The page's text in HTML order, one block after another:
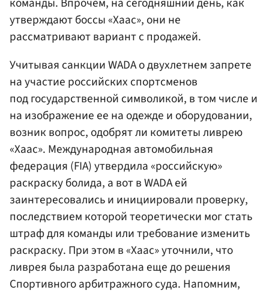
утверждают боссы «Хаас», они не
рассматривают вариант с продажей.
Учитывая санкции WADA о двухлетнем запрете
на участие российских спортсменов
под государственной символикой, в том числе и
на изображение ее на одежде и оборудовании,
возник вопрос, одобрят ли комитеты ливрею
«Хаас». Международная автомобильная
федерация (FIA) утвердила «российскую»
раскраску болида, а вот в WADA ей
заинтересовались и инициировали проверку,
последствием которой теоретически мог стать
штраф для команды или требование изменить
раскраску. При этом в «Хаас» уточнили, что
ливрея была разработана еще до решения
Спортивного арбитражного суда. Напомним,